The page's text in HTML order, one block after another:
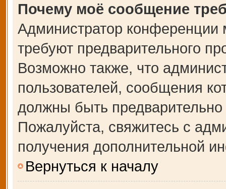
Почему моё сообщение
Администратор
требуют предварительного
Возможно также, что
пользователей, сообщения
должны быть
Пожалуйста, свяжитесь с
получения дополнительной
Вернуться к началу